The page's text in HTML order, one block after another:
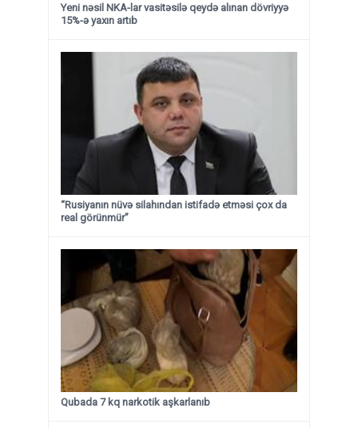
Yeni nəsil NKA-lar vasitəsilə qeydə alınan dövriyyə
15%-ə yaxın artıb
“Rusiyanın nüvə silahından istifadə etməsi çox da
real görünmür”
Qubada 7 kq narkotik aşkarlanıb